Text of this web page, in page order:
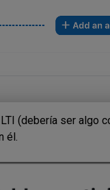
(debería ser algo
él.